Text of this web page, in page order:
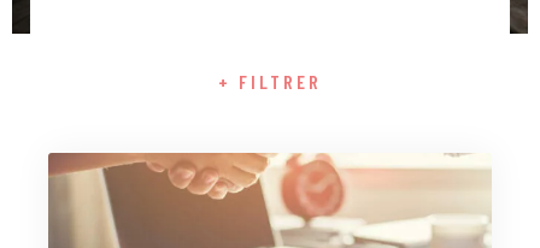
+ FILTRER